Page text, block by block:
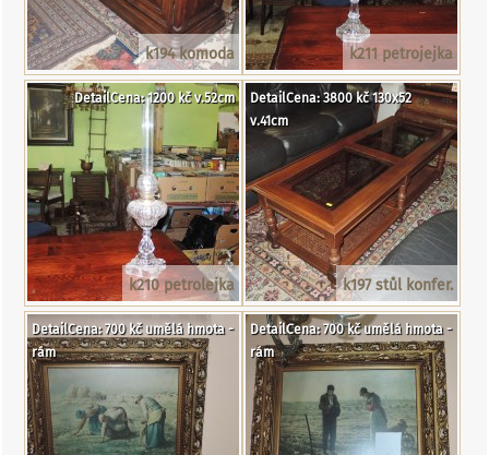
k194 komoda k211 petrojejka
k210 petrolejka
DetailCena: 1200 kč v.52cm
k197 stůl konfer.
DetailCena: 3800 kč 130x52
v.41cm
DetailCena: 700 kč umělá hmota -
rám
DetailCena: 700 kč umělá hmota -
rám